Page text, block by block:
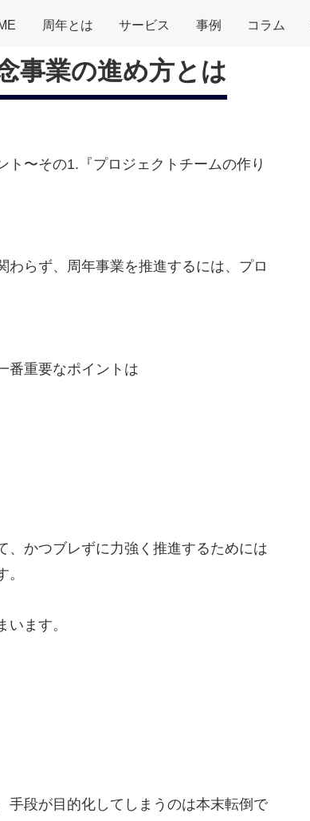
周年とは サービス 事例 コラム
事業の進め方とは
〜その1.『プロジェクトチームの作り
らず、周年事業を推進するには、プロ
番重要なポイントは
、かつブレずに力強く推進するためには
ます。
手段が目的化してしまうのは本末転倒で